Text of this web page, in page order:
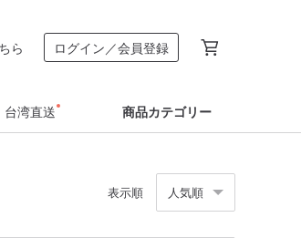
ら ログイン／会員登録
台湾直送 商品カテゴリー
表示順 人気順